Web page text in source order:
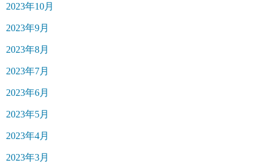
2023年10月
2023年9月
2023年8月
2023年7月
2023年6月
2023年5月
2023年4月
2023年3月